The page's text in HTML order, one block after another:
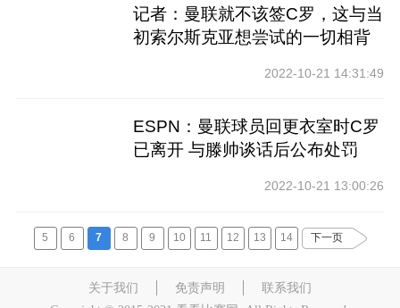
记者：曼联就不该签C罗，这与当
初索尔斯克亚想尝试的一切相背
2022-10-21 14:31:49
ESPN：曼联球员回更衣室时C罗
已离开 与滕帅谈话后公布处罚
2022-10-21 13:00:26
5 6 7 8 9 10 11 12 13 14 下一页
关于我们 免责声明
联系我们